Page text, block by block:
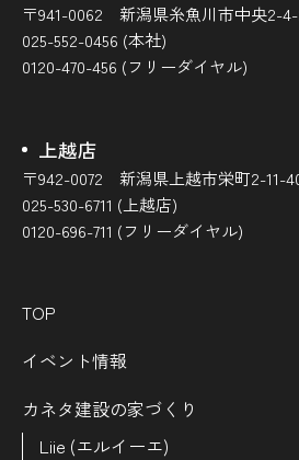
〒941-0062 新潟県糸魚川市中央2-
025-552-0456 (本社)
0120-470-456 (フリーダイヤル)
上越店
〒942-0072 新潟県上越市栄町2-11-
025-530-6711 (上越店)
0120-696-711 (フリーダイヤル)
TOP
イベント情報
カネタ建設の家づくり
Liie (エルイーエ)